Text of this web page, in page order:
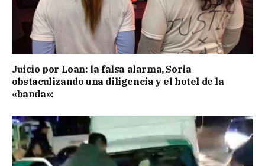
Juicio por Loan: la falsa alarma, Soria
obstaculizando una diligencia y el hotel de la
«banda»: